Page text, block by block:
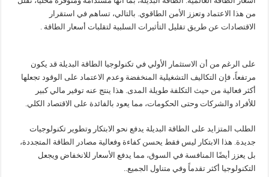
من هذا الاعتماد وتعزز الأمن الطاقوي. بالتالي، تساهم في استقرار
الاقتصادات عن طريق تقليل التأثيرات السلبية لتقلبات أسعار الطاقة .
على الرغم من أن الاستثمار الأولي في تكنولوجيا الطاقة البديلة قد يكون
مرتفعاً، فإن التكاليف التشغيلية المنخفضة وعدم الاعتماد على الوقود تجعلها
أكثر فعالية من حيث التكلفة طويلة المدى. هذا ينتج عنه توفير مالي كبير
للأفراد والشركات وحتى الحكومات، مما يعود بالفائدة على الاقتصاد الكلي.
الطلب المتزايد على الطاقة البديلة يدفع نحو الابتكار وتطوير تكنولوجيات
جديدة. هذا الابتكار ليس فقط يحسن كفاءة وفعالية مصادر الطاقة المتجددة،
بل يعزز أيضًا المنافسة في السوق، مما يدفع الأسعار للانخفاض ويجعل
التكنولوجيا أكثر تقدماً وفي متناول الجميع..